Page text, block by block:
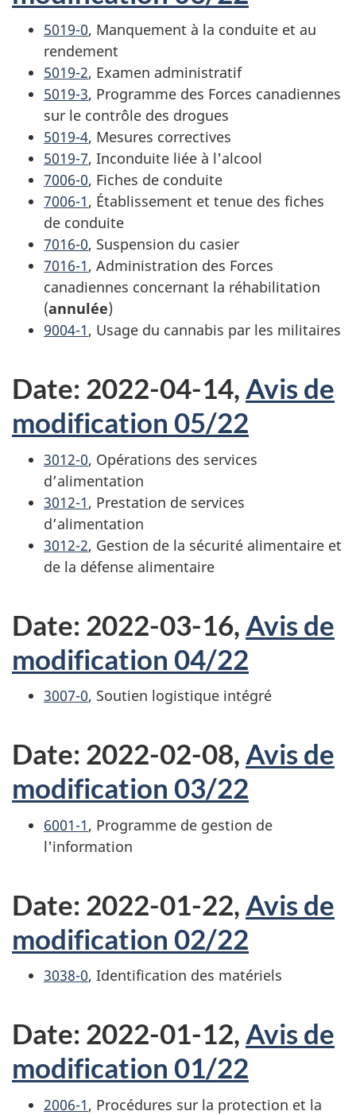
5019-0, Manquement à la conduite et au
rendement
5019-2, Examen administratif
5019-3, Programme des Forces canadiennes
sur le contrôle des drogues
5019-4, Mesures correctives
5019-7, Inconduite liée à l'alcool
7006-0, Fiches de conduite
7006-1, Établissement et tenue des fiches
de conduite
7016-0, Suspension du casier
7016-1, Administration des Forces
canadiennes concernant la réhabilitation
(annulée)
9004-1, Usage du cannabis par les militaires
Date: 2022-04-14, Avis de
modification 05/22
3012-0, Opérations des services
d’alimentation
3012-1, Prestation de services
d’alimentation
3012-2, Gestion de la sécurité alimentaire et
de la défense alimentaire
Date: 2022-03-16, Avis de
modification 04/22
3007-0, Soutien logistique intégré
Date: 2022-02-08, Avis de
modification 03/22
6001-1, Programme de gestion de
l'information
Date: 2022-01-22, Avis de
modification 02/22
3038-0, Identification des matériels
Date: 2022-01-12, Avis de
modification 01/22
2006-1, Procédures sur la protection et la